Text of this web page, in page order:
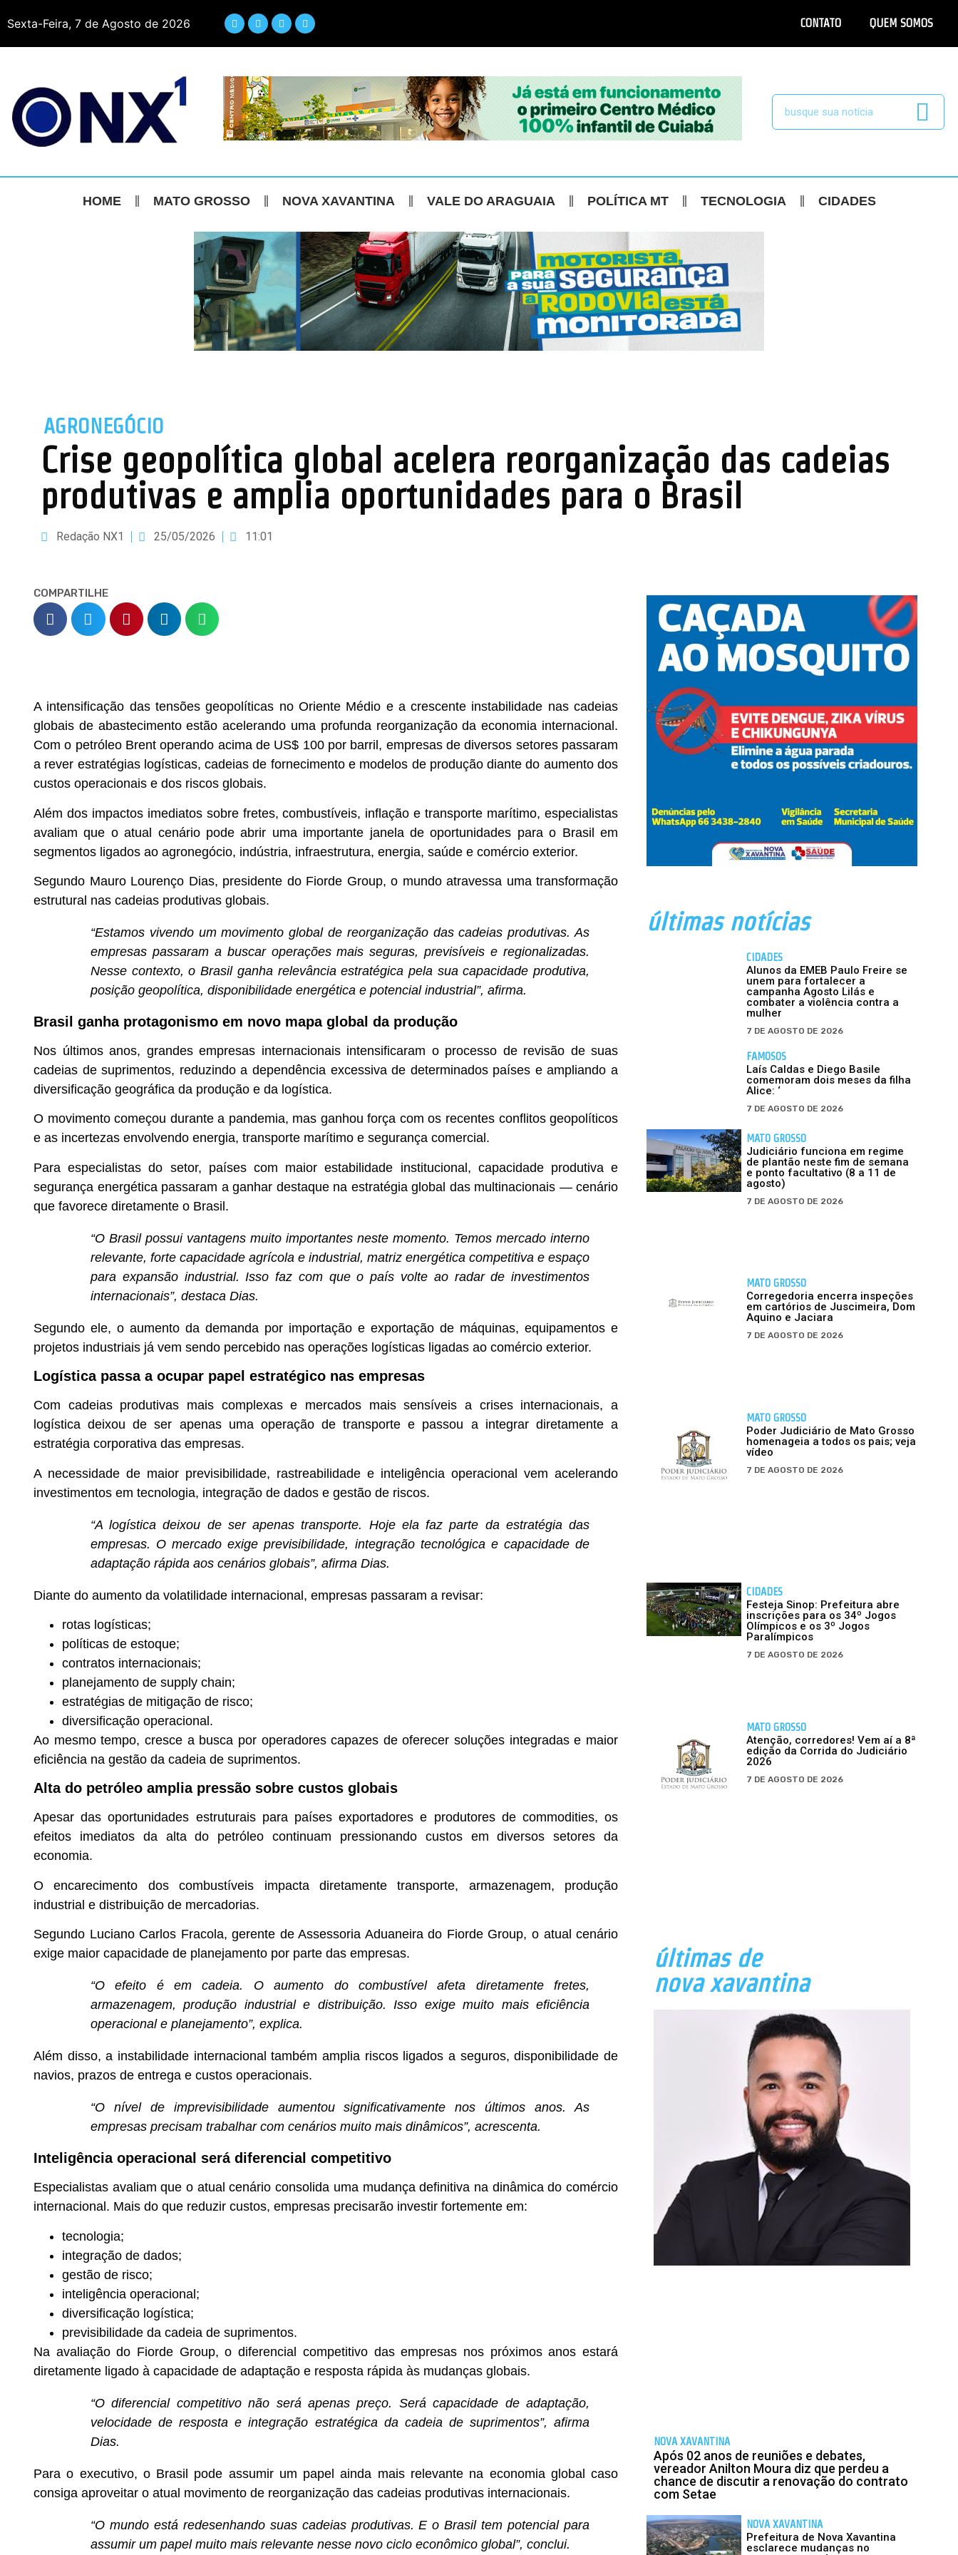
Sexta-Feira, 7 de Agosto de 2026 CONTATO QUEM SOMOS
HOME MATO GROSSO NOVA XAVANTINA VALE DO ARAGUAIA POLÍTICA MT TECNOLOGIA CIDADES
AGRONEGÓCIO
Crise geopolítica global acelera reorganização das cadeias
produtivas e amplia oportunidades para o Brasil
Redação NX1 25/05/2026 11:01
COMPARTILHE
A intensificação das tensões geopolíticas no Oriente Médio e a crescente instabilidade nas cadeias
globais de abastecimento estão acelerando uma profunda reorganização da economia internacional.
Com o petróleo Brent operando acima de US$ 100 por barril, empresas de diversos setores passaram
a rever estratégias logísticas, cadeias de fornecimento e modelos de produção diante do aumento dos
custos operacionais e dos riscos globais.
Além dos impactos imediatos sobre fretes, combustíveis, inflação e transporte marítimo, especialistas
avaliam que o atual cenário pode abrir uma importante janela de oportunidades para o Brasil em
segmentos ligados ao agronegócio, indústria, infraestrutura, energia, saúde e comércio exterior.
Segundo Mauro Lourenço Dias, presidente do Fiorde Group, o mundo atravessa uma transformação
estrutural nas cadeias produtivas globais.
“Estamos vivendo um movimento global de reorganização das cadeias produtivas. As
empresas passaram a buscar operações mais seguras, previsíveis e regionalizadas.
Nesse contexto, o Brasil ganha relevância estratégica pela sua capacidade produtiva,
posição geopolítica, disponibilidade energética e potencial industrial”, afirma.
Brasil ganha protagonismo em novo mapa global da produção
Nos últimos anos, grandes empresas internacionais intensificaram o processo de revisão de suas
cadeias de suprimentos, reduzindo a dependência excessiva de determinados países e ampliando a
diversificação geográfica da produção e da logística.
O movimento começou durante a pandemia, mas ganhou força com os recentes conflitos geopolíticos
e as incertezas envolvendo energia, transporte marítimo e segurança comercial.
Para especialistas do setor, países com maior estabilidade institucional, capacidade produtiva e
segurança energética passaram a ganhar destaque na estratégia global das multinacionais — cenário
que favorece diretamente o Brasil.
“O Brasil possui vantagens muito importantes neste momento. Temos mercado interno
relevante, forte capacidade agrícola e industrial, matriz energética competitiva e espaço
para expansão industrial. Isso faz com que o país volte ao radar de investimentos
internacionais”, destaca Dias.
Segundo ele, o aumento da demanda por importação e exportação de máquinas, equipamentos e
projetos industriais já vem sendo percebido nas operações logísticas ligadas ao comércio exterior.
Logística passa a ocupar papel estratégico nas empresas
Com cadeias produtivas mais complexas e mercados mais sensíveis a crises internacionais, a
logística deixou de ser apenas uma operação de transporte e passou a integrar diretamente a
estratégia corporativa das empresas.
A necessidade de maior previsibilidade, rastreabilidade e inteligência operacional vem acelerando
investimentos em tecnologia, integração de dados e gestão de riscos.
“A logística deixou de ser apenas transporte. Hoje ela faz parte da estratégia das
empresas. O mercado exige previsibilidade, integração tecnológica e capacidade de
adaptação rápida aos cenários globais”, afirma Dias.
Diante do aumento da volatilidade internacional, empresas passaram a revisar:
rotas logísticas;
políticas de estoque;
contratos internacionais;
planejamento de supply chain;
estratégias de mitigação de risco;
diversificação operacional.
Ao mesmo tempo, cresce a busca por operadores capazes de oferecer soluções integradas e maior
eficiência na gestão da cadeia de suprimentos.
Alta do petróleo amplia pressão sobre custos globais
Apesar das oportunidades estruturais para países exportadores e produtores de commodities, os
efeitos imediatos da alta do petróleo continuam pressionando custos em diversos setores da
economia.
O encarecimento dos combustíveis impacta diretamente transporte, armazenagem, produção
industrial e distribuição de mercadorias.
Segundo Luciano Carlos Fracola, gerente de Assessoria Aduaneira do Fiorde Group, o atual cenário
exige maior capacidade de planejamento por parte das empresas.
“O efeito é em cadeia. O aumento do combustível afeta diretamente fretes,
armazenagem, produção industrial e distribuição. Isso exige muito mais eficiência
operacional e planejamento”, explica.
Além disso, a instabilidade internacional também amplia riscos ligados a seguros, disponibilidade de
navios, prazos de entrega e custos operacionais.
“O nível de imprevisibilidade aumentou significativamente nos últimos anos. As
empresas precisam trabalhar com cenários muito mais dinâmicos”, acrescenta.
Inteligência operacional será diferencial competitivo
Especialistas avaliam que o atual cenário consolida uma mudança definitiva na dinâmica do comércio
internacional. Mais do que reduzir custos, empresas precisarão investir fortemente em:
tecnologia;
integração de dados;
gestão de risco;
inteligência operacional;
diversificação logística;
previsibilidade da cadeia de suprimentos.
Na avaliação do Fiorde Group, o diferencial competitivo das empresas nos próximos anos estará
diretamente ligado à capacidade de adaptação e resposta rápida às mudanças globais.
“O diferencial competitivo não será apenas preço. Será capacidade de adaptação,
velocidade de resposta e integração estratégica da cadeia de suprimentos”, afirma
Dias.
Para o executivo, o Brasil pode assumir um papel ainda mais relevante na economia global caso
consiga aproveitar o atual movimento de reorganização das cadeias produtivas internacionais.
“O mundo está redesenhando suas cadeias produtivas. E o Brasil tem potencial para
assumir um papel muito mais relevante nesse novo ciclo econômico global”, conclui.
últimas notícias
CIDADES
Alunos da EMEB Paulo Freire se
unem para fortalecer a
campanha Agosto Lilás e
combater a violência contra a
mulher
7 DE AGOSTO DE 2026
FAMOSOS
Laís Caldas e Diego Basile
comemoram dois meses da filha
Alice: ‘
7 DE AGOSTO DE 2026
MATO GROSSO
Judiciário funciona em regime
de plantão neste fim de semana
e ponto facultativo (8 a 11 de
agosto)
7 DE AGOSTO DE 2026
MATO GROSSO
Corregedoria encerra inspeções
em cartórios de Juscimeira, Dom
Aquino e Jaciara
7 DE AGOSTO DE 2026
MATO GROSSO
Poder Judiciário de Mato Grosso
homenageia a todos os pais; veja
vídeo
7 DE AGOSTO DE 2026
CIDADES
Festeja Sinop: Prefeitura abre
inscrições para os 34º Jogos
Olímpicos e os 3º Jogos
Paralímpicos
7 DE AGOSTO DE 2026
MATO GROSSO
Atenção, corredores! Vem aí a 8ª
edição da Corrida do Judiciário
2026
7 DE AGOSTO DE 2026
últimas de
nova xavantina
NOVA XAVANTINA
Após 02 anos de reuniões e debates,
vereador Anilton Moura diz que perdeu a
chance de discutir a renovação do contrato
com Setae
NOVA XAVANTINA
Prefeitura de Nova Xavantina
esclarece mudanças no